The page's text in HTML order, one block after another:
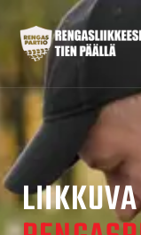
LIIKKUVA